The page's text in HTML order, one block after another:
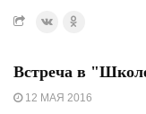
Встреча в
12 МАЯ 2016